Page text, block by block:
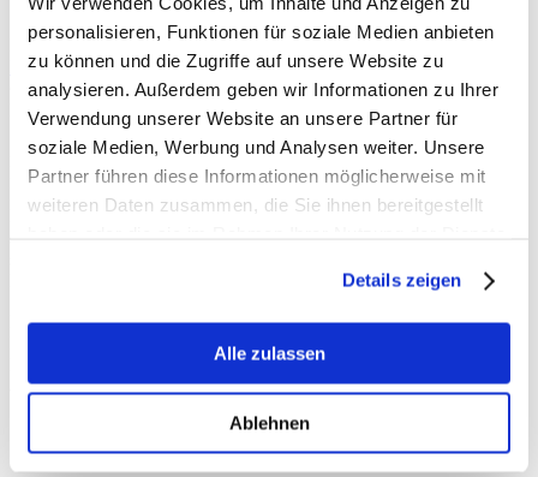
personalisieren, Funktionen für soziale Medien anbieten
zu können und die Zugriffe auf unsere Website zu
analysieren. Außerdem geben wir Informationen zu Ihrer
Verwendung unserer Website an unsere Partner für
soziale Medien, Werbung und Analysen weiter. Unsere
Partner führen diese Informationen möglicherweise mit
weiteren Daten zusammen, die Sie ihnen bereitgestellt
Details zeigen
Alle zulassen
Ablehnen
Diesen Rübenroder konnte man heute beim Erntedankfest der
Kreisbauernschaft Viersenim Niederrheinisches Freilichtmuseum in
Grefrath bewundern. Modernste Technik die auf Äckern in unserem
Kreis Viersen zum Einsatz kommt.
Zu Beginn beim ökumenischen Freiluft-Gottesdienst vor der
Dorenburg und dem anschließenden Empfang der
Kreisbauernschaft waren nicht nur Kreislandwirt Paul-Christian
Küskens und viele weitere Vertreter der heimischen Landwirtschaft,
Finanzminister Marcus Optendrenk vor Ort mit dabei.
Den traditionellen Bauernmarkt auf dem Gelände des
Freilichtmuseums habe ich anschließend gemeinsam mit meiner
Familie erkundet. Bei strahlendem Sonnenschein ein tolles &
äußerst schmackhaftes Erlebnis!